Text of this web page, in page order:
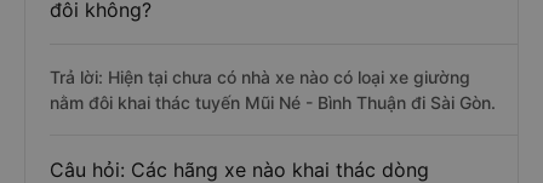
đôi không?
Trả lời: Hiện tại chưa có nhà xe nào có loại xe giường
nằm đôi khai thác tuyến Mũi Né - Bình Thuận đi Sài Gòn.
Câu hỏi: Các hãng xe nào khai thác dòng